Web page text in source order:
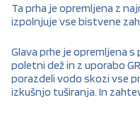
Ta prha je opremljena z
izpolnjuje vse bistvene
Glava prhe je opremljena
poletni dež in z uporabo
porazdeli vodo skozi vse
izkušnjo tuširanja. In